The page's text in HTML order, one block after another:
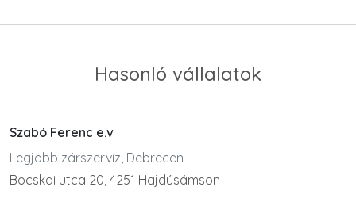
Hasonló vállalatok
Szabó Ferenc e.v
Legjobb zárszervíz, Debrecen
Bocskai utca 20, 4251 Hajdúsámson